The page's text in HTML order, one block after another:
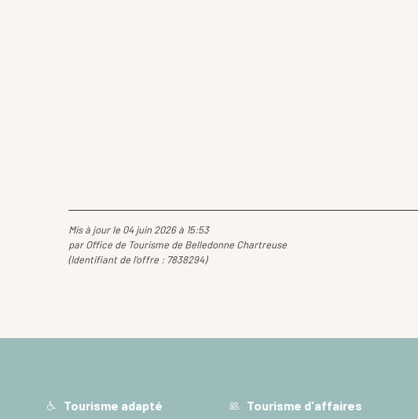
Mis à jour le 04 juin 2026 à 15:53
par Office de Tourisme de Belledonne Chartreuse
(Identifiant de l'offre : 7838294)
Tourisme adapté Tourisme d'affaires